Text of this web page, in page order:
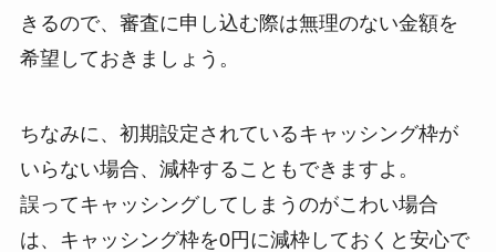
きるので、審査に申し込む際は無理のない金額を
希望しておきましょう。
ちなみに、初期設定されているキャッシング枠が
いらない場合、減枠することもできますよ。
誤ってキャッシングしてしまうのがこわい場合
は、キャッシング枠を0円に減枠しておくと安心で